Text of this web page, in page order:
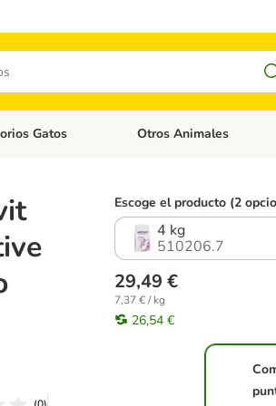
Perros
categoria abierto: Comida Gatos
Gatos Menú de categoria abierto:
Otros Animales
Escoge el producto (2
4 kg
510206.7
29,49 €
7,37 € / kg
26,54 €